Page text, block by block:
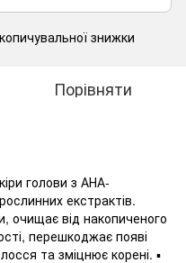
знижки
Порівняти
голови з АНА-
екстрактів.
очищає від накопиченого
перешкоджає появі
та зміцнює корені. ▪️